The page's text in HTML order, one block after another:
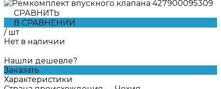
СРАВНИТЬ
В СРАВНЕНИИ
/ шт
Нет в наличии
Нашли дешевле?
Заказать
Характеристики